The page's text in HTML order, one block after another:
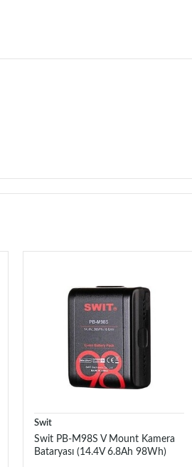
Swit
Swit PB-M98S V Mount Kamera
Bataryası (14.4V 6.8Ah 98Wh)